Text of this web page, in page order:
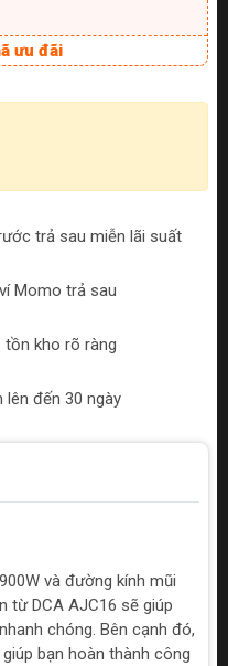
ưu đãi
trả sau miễn lãi suất
Momo trả sau
tồn kho rõ ràng
đến 30 ngày
và đường kính mũi
từ DCA AJC16 sẽ giúp
chóng. Bên cạnh đó,
bạn hoàn thành công